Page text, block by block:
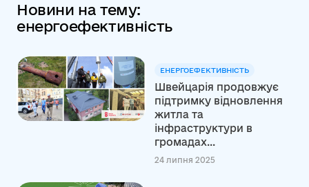
Новини на тему:
енергоефективність
ЕНЕРГОЕФЕКТИВНІСТЬ
Швейцарія продовжує
підтримку відновлення
житла та
інфраструктури в
громадах...
24 липня 2025